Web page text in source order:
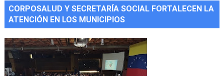
CORPOSALUD Y SECRETARÍA SOCIAL FORTALECEN LA
ATENCIÓN EN LOS MUNICIPIOS